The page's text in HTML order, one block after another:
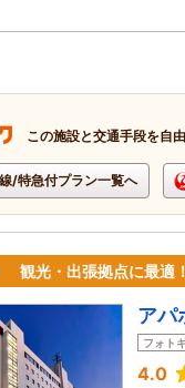
この施設と交通手段を自
/特急付プラン一覧へ
観光・出張拠点に最
アパ
フォト
4.0